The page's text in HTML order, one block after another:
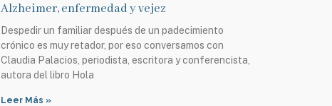
Alzheimer, enfermedad y vejez
Despedir un familiar después de un padecimiento
crónico es muy retador, por eso conversamos con
Claudia Palacios, periodista, escritora y conferencista,
autora del libro Hola
Leer Más »